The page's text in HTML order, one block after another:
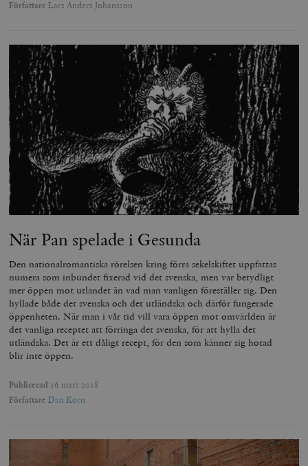
Författare Lars Anders Johansson
När Pan spelade i Gesunda
Den nationalromantiska rörelsen kring förra sekelskiftet uppfattas
numera som inbundet fixerad vid det svenska, men var betydligt
mer öppen mot utlandet än vad man vanligen föreställer sig. Den
hyllade både det svenska och det utländska och därför fungerade
öppenheten. När man i vår tid vill vara öppen mot omvärlden är
det vanliga receptet att förringa det svenska, för att hylla det
utländska. Det är ett dåligt recept, för den som känner sig hotad
blir inte öppen.
Publicerad 16 mars 2018
Författare Dan Korn
woocommerce_items_in_cart
Automattic
Inc.
timbro.se
wp_woocommerce_session_[abcdef0123456789]
{32}
timbro.se
__cf_bm
Cloudflare
Inc.
.myfonts.net
_hjAbsoluteSessionInProgress
.timbro.se